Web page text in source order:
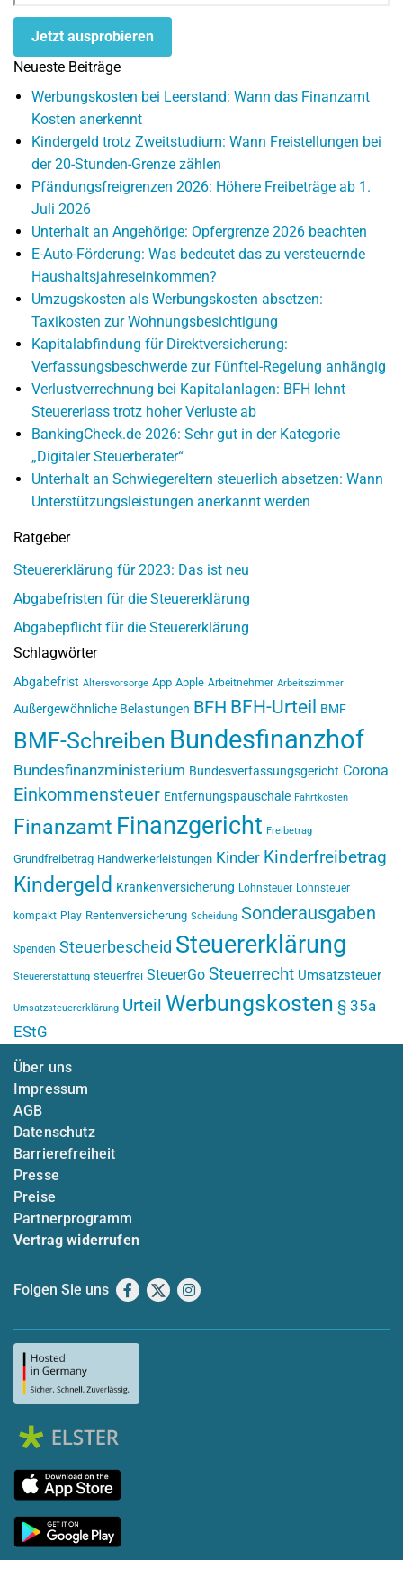
Jetzt ausprobieren
Neueste Beiträge
Werbungskosten bei Leerstand: Wann das Finanzamt
Kosten anerkennt
Kindergeld trotz Zweitstudium: Wann Freistellungen bei
der 20-Stunden-Grenze zählen
Pfändungsfreigrenzen 2026: Höhere Freibeträge ab 1.
Juli 2026
Unterhalt an Angehörige: Opfergrenze 2026 beachten
E-Auto-Förderung: Was bedeutet das zu versteuernde
Haushaltsjahreseinkommen?
Umzugskosten als Werbungskosten absetzen:
Taxikosten zur Wohnungsbesichtigung
Kapitalabfindung für Direktversicherung:
Verfassungsbeschwerde zur Fünftel-Regelung anhängig
Verlustverrechnung bei Kapitalanlagen: BFH lehnt
Steuererlass trotz hoher Verluste ab
BankingCheck.de 2026: Sehr gut in der Kategorie
„Digitaler Steuerberater“
Unterhalt an Schwiegereltern steuerlich absetzen: Wann
Unterstützungsleistungen anerkannt werden
Ratgeber
Steuererklärung für 2023: Das ist neu
Abgabefristen für die Steuererklärung
Abgabepflicht für die Steuererklärung
Schlagwörter
Abgabefrist Altersvorsorge App Apple Arbeitnehmer Arbeitszimmer
Außergewöhnliche Belastungen BFH BFH-Urteil BMF
BMF-Schreiben Bundesfinanzhof
Bundesfinanzministerium Bundesverfassungsgericht Corona
Einkommensteuer Entfernungspauschale Fahrtkosten
Finanzamt Finanzgericht Freibetrag
Grundfreibetrag Handwerkerleistungen Kinder Kinderfreibetrag
Kindergeld Krankenversicherung Lohnsteuer Lohnsteuer
kompakt Play Rentenversicherung Scheidung Sonderausgaben
Spenden Steuerbescheid Steuererklärung
Steuererstattung steuerfrei SteuerGo Steuerrecht Umsatzsteuer
Umsatzsteuererklärung Urteil Werbungskosten § 35a
EStG
Über uns
Impressum
AGB
Datenschutz
Barrierefreiheit
Presse
Preise
Partnerprogramm
Vertrag widerrufen
Folgen Sie uns Facebook
X Instagram